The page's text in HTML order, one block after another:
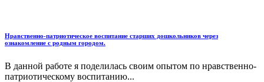
Нравственно-патриотическое воспитание старших дошкольников через
ознакомление с родным городом.
В данной работе я поделилась своим опытом по нравственно-
патриотическому воспитанию...